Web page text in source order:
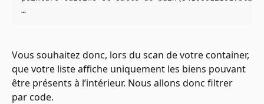
…
Vous souhaitez donc, lors du scan de votre container,
que votre liste affiche uniquement les biens pouvant
être présents à l’intérieur. Nous allons donc filtrer
par code.